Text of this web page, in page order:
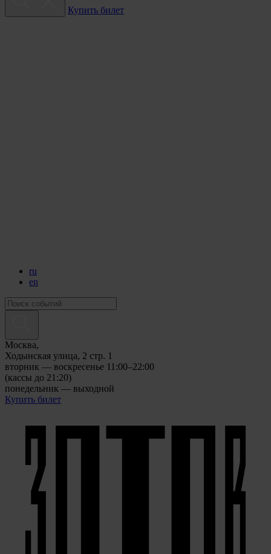
Купить билет
ru
en
Москва,
Ходынская улица, 2 стр. 1
вторник — воскресенье 11:00–22:00
(кассы до 21:20)
понедельник — выходной
Купить билет